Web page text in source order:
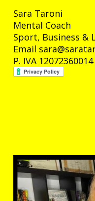
Sara Taroni
Mental Coach
Sport, Business &
Email
P. IVA 12072360014